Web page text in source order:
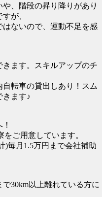
、階段の昇り降りがあり
が、
ないので、運動不足を感
きます。スキルアップのチ
自転車の貸出しあり！スム
きます♪
ご用意しています。
)毎月1.5万円まで会社補助
30km以上離れている方に